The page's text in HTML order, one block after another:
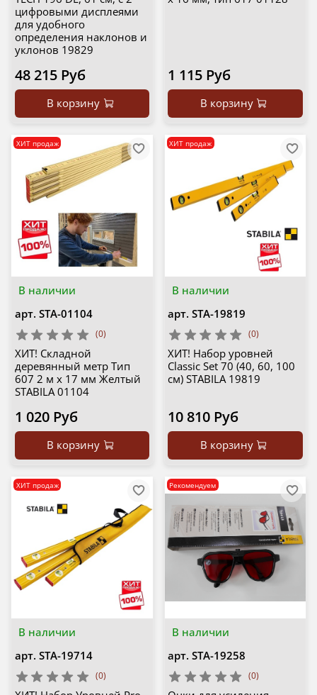
цифровыми дисплеями
для удобного
определения наклонов и
уклонов 19829
48 215 Руб
В корзину
1 115 Руб
В корзину
В наличии
ХИТ продаж
арт. STA-01104
(0)
ХИТ! Складной
деревянный метр Тип
607 2 м х 17 мм Желтый
STABILA 01104
1 020 Руб
В корзину
В наличии
ХИТ продаж
арт. STA-19819
(0)
ХИТ! Набор уровней
Classic Set 70 (40, 60, 100
см) STABILA 19819
10 810 Руб
В корзину
В наличии
ХИТ продаж
арт. STA-19714
(0)
В наличии
Рекомендуем
арт. STA-19258
(0)